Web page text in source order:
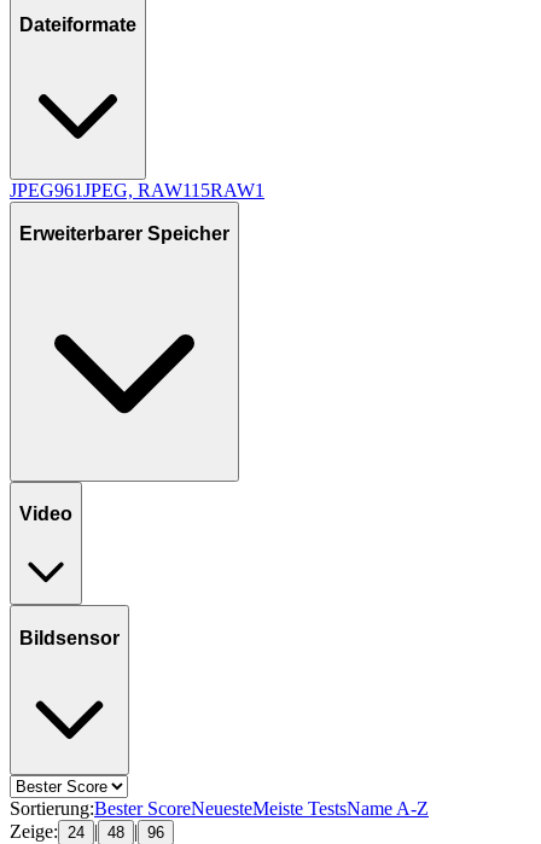
Dateiformate
JPEG961JPEG, RAW115RAW1
Erweiterbarer Speicher
Video
Bildsensor
Sortierung:Bester ScoreNeuesteMeiste TestsName A-Z
Zeige: 24 | 48 | 96